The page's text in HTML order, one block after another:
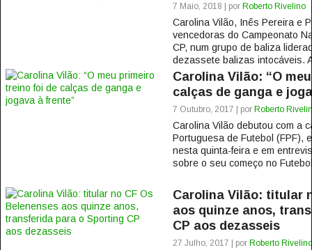
7 Maio, 2018 | por Roberto Rivelino
Carolina Vilão, Inês Pereira e
vencedoras do Campeonato
CP, num grupo de baliza
dezassete balizas intocáveis.
Carolina Vilão: “O
calças de ganga e
7 Outubro, 2017 | por Roberto
Carolina Vilão debutou com a
Portuguesa de Futebol (FPF),
nesta quinta-feira e em
sobre o seu começo no
Carolina Vilão: titular
aos quinze anos,
CP aos dezasseis
27 Julho, 2017 | por Roberto Rivelino